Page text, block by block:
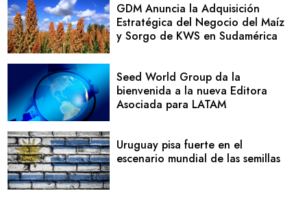
GDM Anuncia la Adquisición
Estratégica del Negocio del Maíz
y Sorgo de KWS en Sudamérica
Seed World Group da la
bienvenida a la nueva Editora
Asociada para LATAM
Uruguay pisa fuerte en el
escenario mundial de las semillas